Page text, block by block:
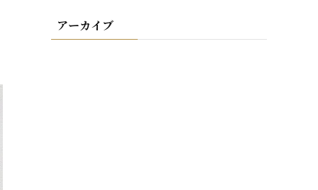
アーカイブ